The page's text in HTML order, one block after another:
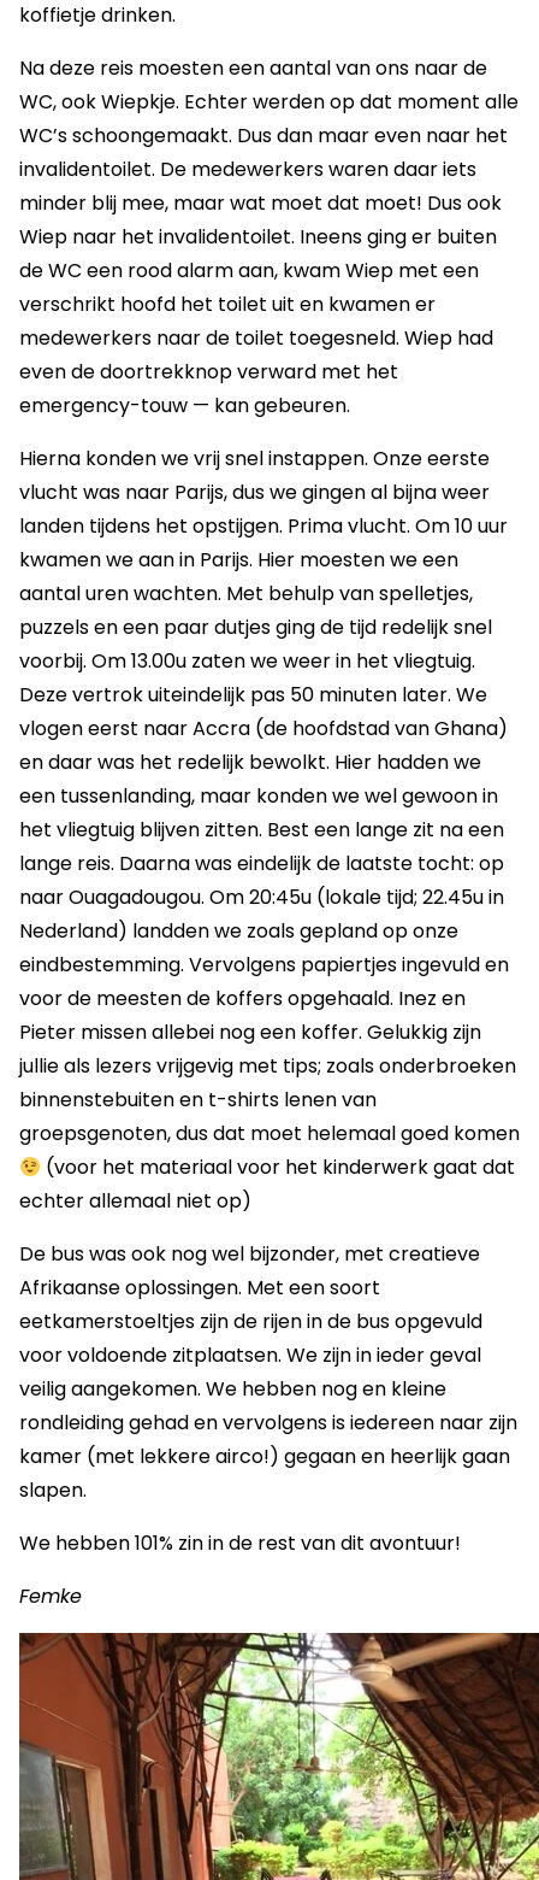
koffietje drinken.
Na deze reis moesten een aantal van ons naar de
WC, ook Wiepkje. Echter werden op dat moment alle
WC’s schoongemaakt. Dus dan maar even naar het
invalidentoilet. De medewerkers waren daar iets
minder blij mee, maar wat moet dat moet! Dus ook
Wiep naar het invalidentoilet. Ineens ging er buiten
de WC een rood alarm aan, kwam Wiep met een
verschrikt hoofd het toilet uit en kwamen er
medewerkers naar de toilet toegesneld. Wiep had
even de doortrekknop verward met het
emergency-touw — kan gebeuren.
Hierna konden we vrij snel instappen. Onze eerste
vlucht was naar Parijs, dus we gingen al bijna weer
landen tijdens het opstijgen. Prima vlucht. Om 10 uur
kwamen we aan in Parijs. Hier moesten we een
aantal uren wachten. Met behulp van spelletjes,
puzzels en een paar dutjes ging de tijd redelijk snel
voorbij. Om 13.00u zaten we weer in het vliegtuig.
Deze vertrok uiteindelijk pas 50 minuten later. We
vlogen eerst naar Accra (de hoofdstad van Ghana)
en daar was het redelijk bewolkt. Hier hadden we
een tussenlanding, maar konden we wel gewoon in
het vliegtuig blijven zitten. Best een lange zit na een
lange reis. Daarna was eindelijk de laatste tocht: op
naar Ouagadougou. Om 20:45u (lokale tijd; 22.45u in
Nederland) landden we zoals gepland op onze
eindbestemming. Vervolgens papiertjes ingevuld en
voor de meesten de koffers opgehaald. Inez en
Pieter missen allebei nog een koffer. Gelukkig zijn
jullie als lezers vrijgevig met tips; zoals onderbroeken
binnenstebuiten en t-shirts lenen van
groepsgenoten, dus dat moet helemaal goed komen
(voor het materiaal voor het kinderwerk gaat dat
echter allemaal niet op)
De bus was ook nog wel bijzonder, met creatieve
Afrikaanse oplossingen. Met een soort
eetkamerstoeltjes zijn de rijen in de bus opgevuld
voor voldoende zitplaatsen. We zijn in ieder geval
veilig aangekomen. We hebben nog en kleine
rondleiding gehad en vervolgens is iedereen naar zijn
kamer (met lekkere airco!) gegaan en heerlijk gaan
slapen.
We hebben 101% zin in de rest van dit avontuur!
Femke